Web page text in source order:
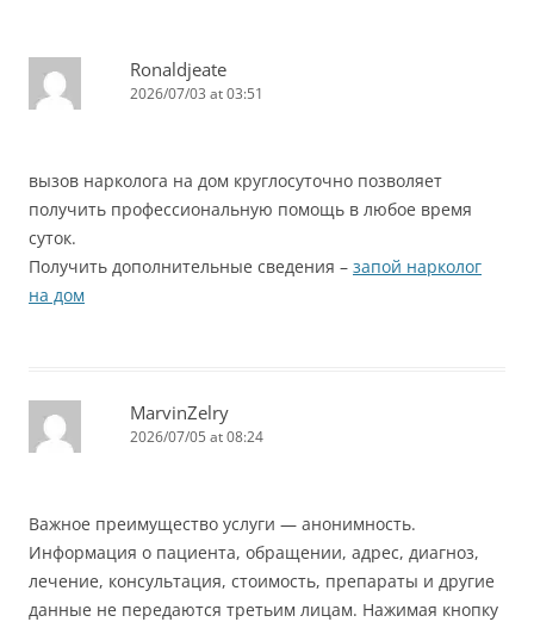
Ronaldjeate
2026/07/03 at 03:51
вызов нарколога на дом круглосуточно позволяет
получить профессиональную помощь в любое время
суток.
Получить дополнительные сведения – запой нарколог
на дом
MarvinZelry
2026/07/05 at 08:24
Важное преимущество услуги — анонимность.
Информация о пациента, обращении, адрес, диагноз,
лечение, консультация, стоимость, препараты и другие
данные не передаются третьим лицам. Нажимая кнопку